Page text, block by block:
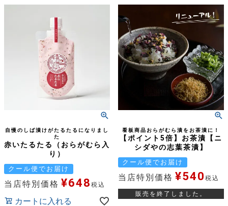
自慢のしば漬けがたるたるになりまし
た
赤いたるたる（おらがむら入
り）
クール便でお届け
当店特別価格 ¥648 税込
カートに入れる
看板商品おらがむら漬をお茶漬に！
【ポイント5倍】お茶漬【ニ
シダやの志葉茶漬】
クール便でお届け
当店特別価格 ¥540 税込
販売を終了しました。